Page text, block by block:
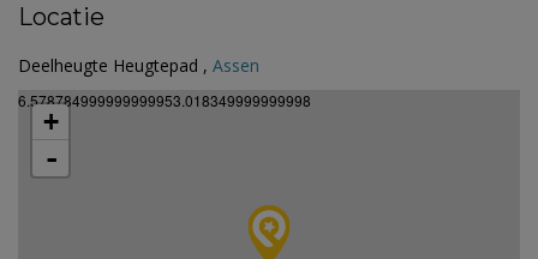
Locatie
Deelheugte Heugtepad , Assen
6.578784999999999953.018349999999998
+
-